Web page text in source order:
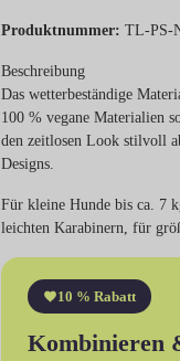
Produktnummer: TL-PS-
Beschreibung
Das wetterbeständige
100 % vegane Materialien
den zeitlosen Look stilvoll
Designs.
Für kleine Hunde bis ca. 7
leichten Karabinern, für
10 % Rabatt
Kombinieren